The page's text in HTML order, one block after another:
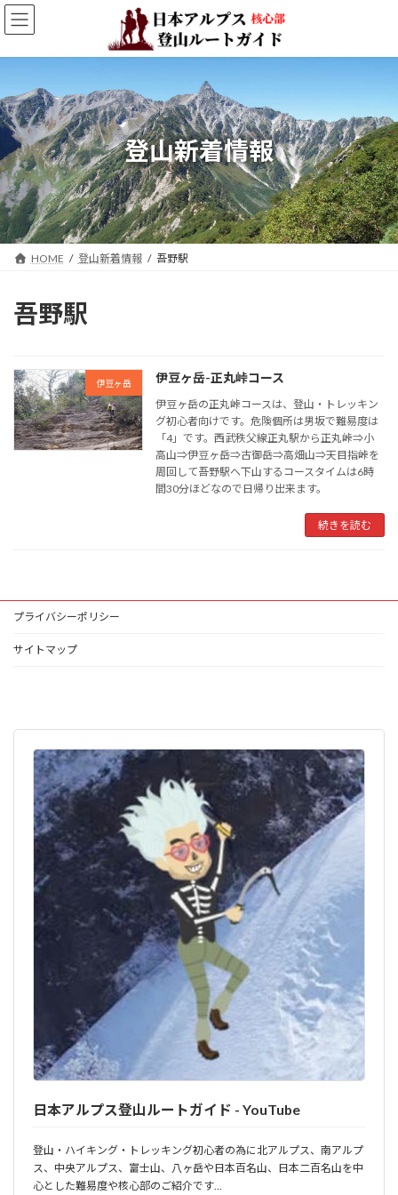
コ
ン
ン
へ
ス
キ
ッ
プ
ナ
ビ
ー
ョ
ン
に
移
動
登山新着情報
HOME 登山新着情報 吾野駅
吾野駅
伊豆ヶ岳 伊豆ヶ岳-正丸峠コース
伊豆ヶ岳の正丸峠コースは、登山・トレッキン
グ初心者向けです。危険個所は男坂で難易度は
「4」です。西武秩父線正丸駅から正丸峠⇒小
高山⇒伊豆ヶ岳⇒古御岳⇒高畑山⇒天目指峠を
周回して吾野駅へ下山するコースタイムは6時
間30分ほどなので日帰り出来ます。
続きを読む
プライバシーポリシー
サイトマップ
日本アルプス登山ルートガイド - YouTube
登山・ハイキング・トレッキング初心者の為に北アルプス、南アルプ
ス、中央アルプス、富士山、八ヶ岳や日本百名山、日本二百名山を中
心とした難易度や核心部のご紹介です…